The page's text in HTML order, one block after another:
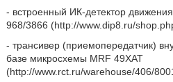
- встроенный ИК-детектор
968/3866 (http://www.dip8.ru/
- трансивер (приемопередатчик)
базе микросхемы MRF 49ХАТ
(http://www.rct.ru/warehouse/406/